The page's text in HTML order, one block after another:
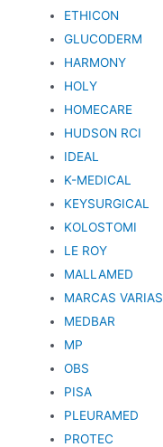
ETHICON
GLUCODERM
HARMONY
HOLY
HOMECARE
HUDSON RCI
IDEAL
K-MEDICAL
KEYSURGICAL
KOLOSTOMI
LE ROY
MALLAMED
MARCAS VARIAS
MEDBAR
MP
OBS
PISA
PLEURAMED
PROTEC